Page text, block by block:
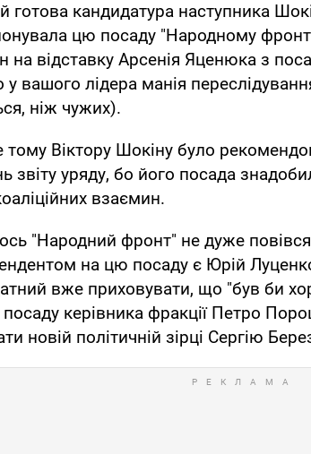
готова кандидатура наступника
цю посаду "Народному
на відставку Арсенія Яценюка з
вашого лідера манія
ніж чужих).
тому Віктору Шокіну було
звіту уряду, бо його посада
взаємин.
"Народний фронт" не дуже
на цю посаду є Юрій
вже приховувати, що "був би
посаду керівника фракції Петро
новій політичній зірці Сергію